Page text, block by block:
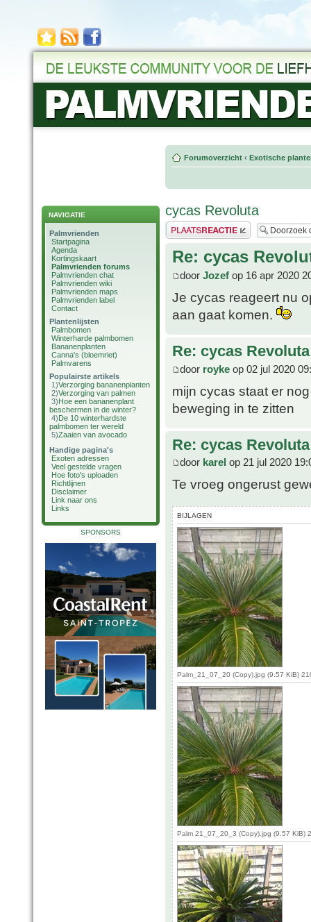
NAVIGATIE
Palmvrienden
Startpagina
Agenda
Kortingskaart
Palmvrienden forums
Palmvrienden chat
Palmvrienden wiki
Palmvrienden maps
Palmvrienden label
Contact
Plantenlijsten
Palmbomen
Winterharde palmbomen
Bananenplanten
Canna's (bloemriet)
Palmvarens
Populairste artikels
1)Verzorging bananenplanten
2)Verzorging van palmen
3)Hoe een bananenplant
beschermen in de winter?
4)De 10 winterhardste
palmbomen ter wereld
5)Zaaien van avocado
Handige pagina's
Exoten adressen
Veel gestelde vragen
Hoe foto's uploaden
Richtlijnen
Disclaimer
Link naar ons
Links
SPONSORS
Forumoverzicht ‹ Exotische
cycas Revoluta
Plaats een reactie
Re: cycas
door Jozef op 16 apr 2020
Je cycas reageert nu
aan gaat komen.
Re: cycas Revoluta
door royke op 02 jul 2020
mijn cycas staat er
beweging in te zitten
Re: cycas Revoluta
door karel op 21 jul 2020
Te vroeg ongerust
BIJLAGEN
Palm_21_07_20 (Copy).jpg (9.57 KiB)
Palm 21_07_20_3 (Copy).jpg (9.57 KiB)